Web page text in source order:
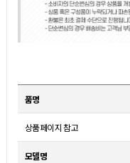
품명
상품페이지 참고
모델명